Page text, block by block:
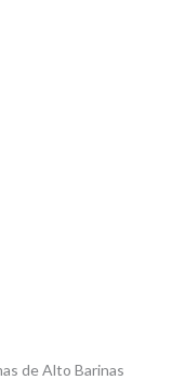
de Alto Barinas